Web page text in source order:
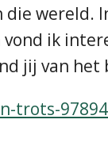
wereld.
ik
jij van het
trots-